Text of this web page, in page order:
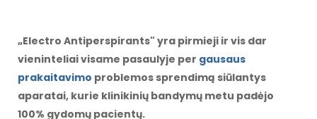
„Electro Antiperspirants" yra pirmieji ir vis dar
vieninteliai visame pasaulyje per gausaus
prakaitavimo problemos sprendimą siūlantys
aparatai, kurie klinikinių bandymų metu padėjo
100% gydomų pacientų.